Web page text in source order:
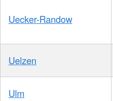
Uecker-Randow
Uelzen
Ulm